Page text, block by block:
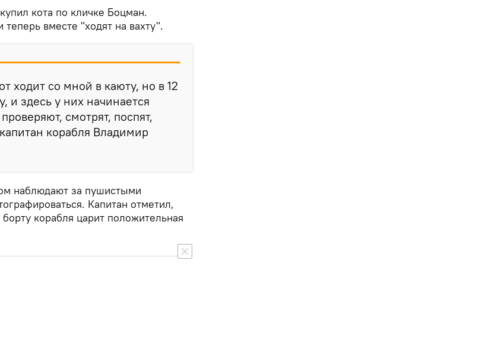
кота по кличке Боцман.
вместе "ходят на вахту".
ходит со мной в каюту, но в 12
и здесь у них начинается
смотрят, поспят,
корабля Владимир
наблюдают за пушистыми
Капитан отметил,
корабля царит положительная